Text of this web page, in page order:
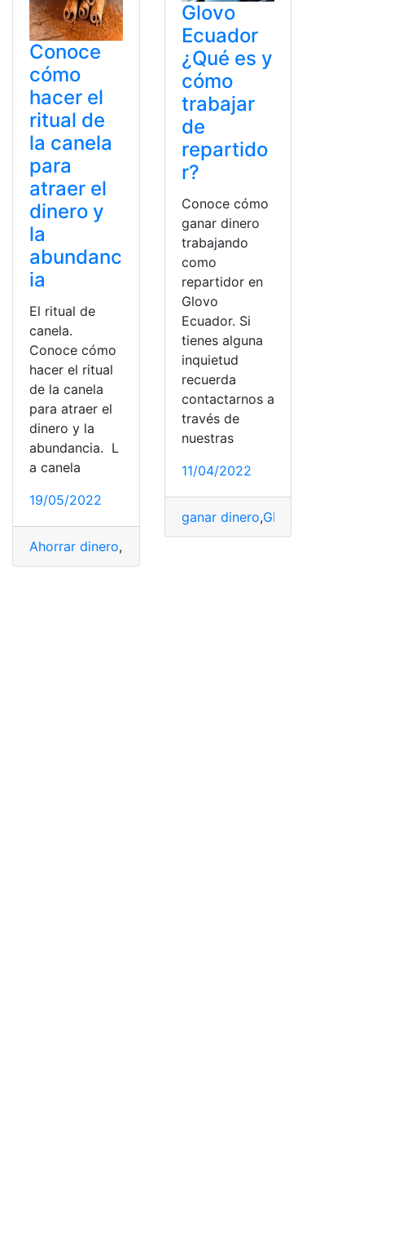
Conoce
cómo
hacer el
ritual de
la canela
para
atraer el
dinero y
la
abundanc
ia
El ritual de
canela.
Conoce cómo
hacer el ritual
de la canela
para atraer el
dinero y la
abundancia. L
a canela
19/05/2022
Ahorrar dinero,
Glovo
Ecuador
¿Qué es y
cómo
trabajar
de
repartido
r?
Conoce cómo
ganar dinero
trabajando
como
repartidor en
Glovo
Ecuador. Si
tienes alguna
inquietud
recuerda
contactarnos a
través de
nuestras
11/04/2022
ganar dinero,Glovo Ecuador